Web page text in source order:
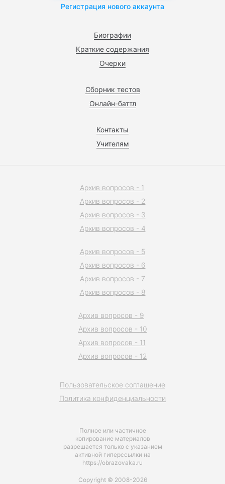
Биографии
Краткие содержания
Очерки
Сборник тестов
Онлайн-баттл
Контакты
Учителям
Регистрация нового аккаунта
Полное или частичное
копирование материалов
разрешается только с указанием
активной гиперссылки на
https://obrazovaka.ru
Пользовательское соглашение
Политика конфиденциальности
Архив вопросов - 1
Архив вопросов - 2
Архив вопросов - 3
Архив вопросов - 4
Архив вопросов - 5
Архив вопросов - 6
Архив вопросов - 7
Архив вопросов - 8
Архив вопросов - 9
Архив вопросов - 10
Архив вопросов - 11
Архив вопросов - 12
Copyright © 2008-2026